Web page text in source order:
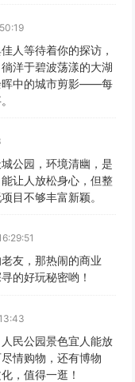
人等待着你的探访，
洋于碧波荡漾的大湖
晖中的城市剪影——每
公园，环境清幽，是
让人放松身心，但整
目不够丰富新颖。
友，那热闹的商业
的好玩秘密哟！
民公园景色宜人能放
情购物，还有博物
，值得一逛！